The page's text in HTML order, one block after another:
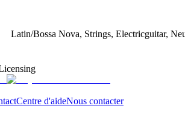
Latin/Bossa Nova, Strings, Electricguitar,
Centre d'aideNous contacter